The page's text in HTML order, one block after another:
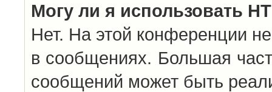
Могу ли я использовать
Нет. На этой конференции
в сообщениях. Большая
сообщений может быть